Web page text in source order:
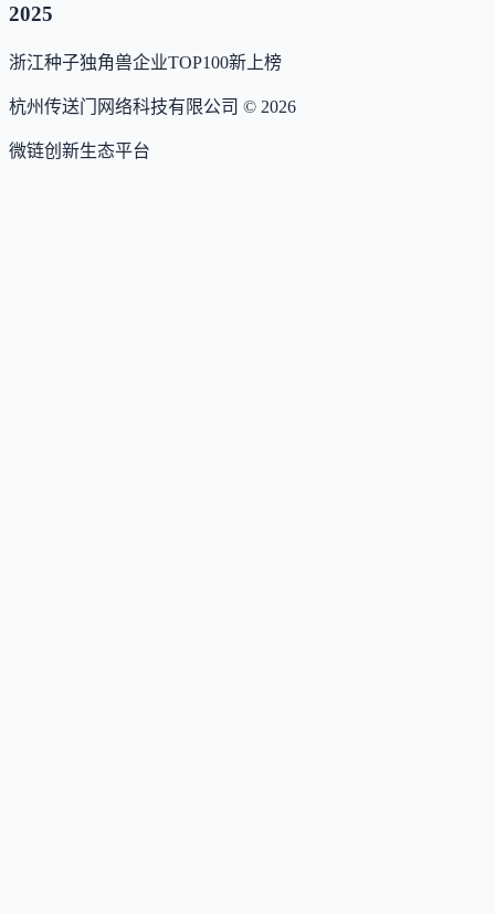
2025
浙江种子独角兽企业TOP100新上榜
杭州传送门网络科技有限公司 © 2026
微链创新生态平台